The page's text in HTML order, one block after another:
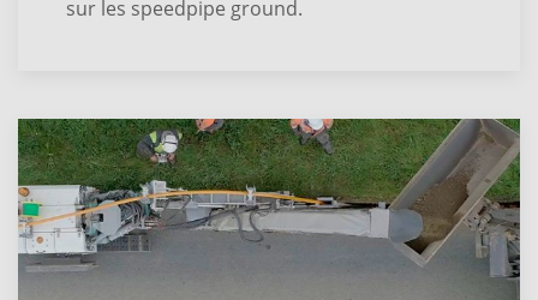
sur les speedpipe ground.